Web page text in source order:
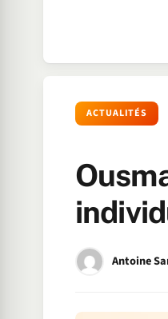
ACTUALITÉS
Antoine